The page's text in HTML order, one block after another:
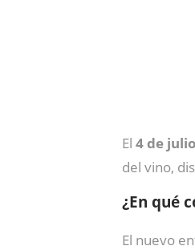
El 4 de
del vino,
¿En qué
El nuevo